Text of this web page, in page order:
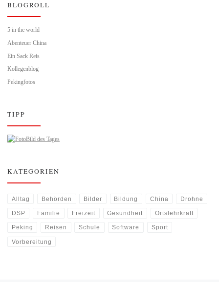
BLOGROLL
5 in the world
Abenteuer China
Ein Sack Reis
Kollegenblog
Pekingfotos
TIPP
Bild des Tages
KATEGORIEN
Alltag Behörden Bilder Bildung China Drohne
DSP Familie Freizeit Gesundheit Ortslehrkraft
Peking Reisen Schule Software Sport
Vorbereitung